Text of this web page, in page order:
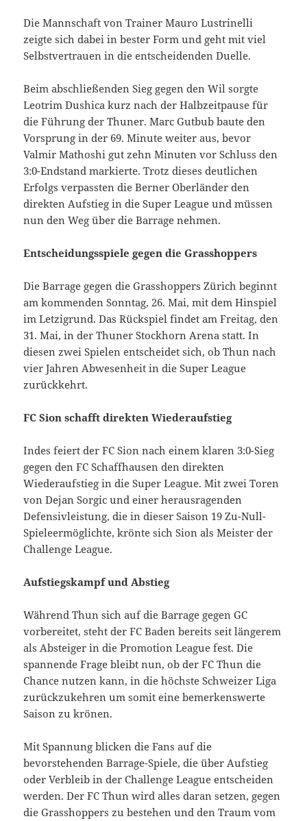
Die Mannschaft von Trainer Mauro Lustrinelli
zeigte sich dabei in bester Form und geht mit viel
Selbstvertrauen in die entscheidenden Duelle.
Beim abschließenden Sieg gegen den Wil sorgte
Leotrim Dushica kurz nach der Halbzeitpause für
die Führung der Thuner. Marc Gutbub baute den
Vorsprung in der 69. Minute weiter aus, bevor
Valmir Mathoshi gut zehn Minuten vor Schluss den
3:0-Endstand markierte. Trotz dieses deutlichen
Erfolgs verpassten die Berner Oberländer den
direkten Aufstieg in die Super League und müssen
nun den Weg über die Barrage nehmen.
Entscheidungsspiele gegen die Grasshoppers
Die Barrage gegen die Grasshoppers Zürich beginnt
am kommenden Sonntag, 26. Mai, mit dem Hinspiel
im Letzigrund. Das Rückspiel findet am Freitag, den
31. Mai, in der Thuner Stockhorn Arena statt. In
diesen zwei Spielen entscheidet sich, ob Thun nach
vier Jahren Abwesenheit in die Super League
zurückkehrt.
FC Sion schafft direkten Wiederaufstieg
Indes feiert der FC Sion nach einem klaren 3:0-Sieg
gegen den FC Schaffhausen den direkten
Wiederaufstieg in die Super League. Mit zwei Toren
von Dejan Sorgic und einer herausragenden
Defensivleistung, die in dieser Saison 19 Zu-Null-
Spieleermöglichte, krönte sich Sion als Meister der
Challenge League.
Aufstiegskampf und Abstieg
Während Thun sich auf die Barrage gegen GC
vorbereitet, steht der FC Baden bereits seit längerem
als Absteiger in die Promotion League fest. Die
spannende Frage bleibt nun, ob der FC Thun die
Chance nutzen kann, in die höchste Schweizer Liga
zurückzukehren um somit eine bemerkenswerte
Saison zu krönen.
Mit Spannung blicken die Fans auf die
bevorstehenden Barrage-Spiele, die über Aufstieg
oder Verbleib in der Challenge League entscheiden
werden. Der FC Thun wird alles daran setzen, gegen
die Grasshoppers zu bestehen und den Traum vom